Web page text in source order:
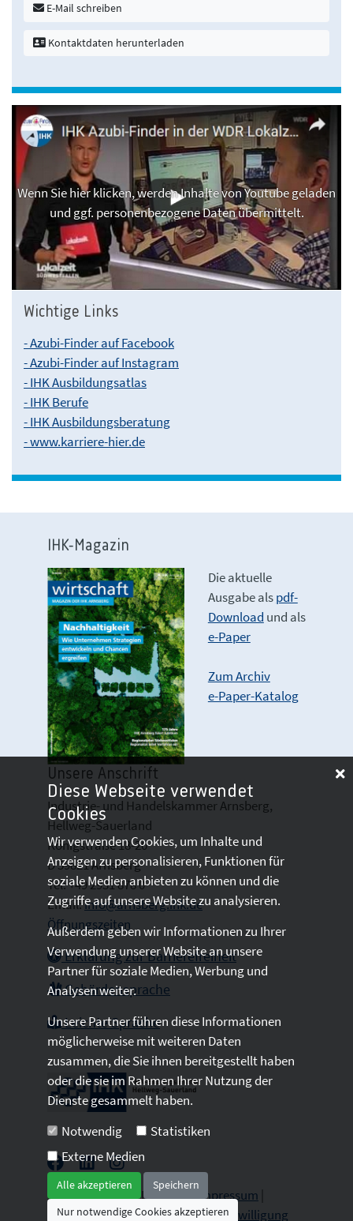
E-Mail schreiben
Kontaktdaten herunterladen
Wenn Sie hier klicken, werden Inhalte von Youtube geladen
und ggf. personenbezogene Daten übermittelt.
Wichtige Links
- Azubi-Finder auf Facebook
- Azubi-Finder auf Instagram
- IHK Ausbildungsatlas
- IHK Berufe
- IHK Ausbildungsberatung
- www.karriere-hier.de
IHK-Magazin
Die aktuelle
Ausgabe alspdf-
Download und als
e-Paper
Zum Archiv
e-Paper-Katalog
Unsere Anschrift
Industrie- und Handelskammer Arnsberg,
Hellweg-Sauerland
Königstraße 18-20
D 59821 Arnsberg
Tel: +49 2931 878 0
Email:info@arnsberg.ihk.de
Öffnungszeiten
Erklärung zur Barrierefreiheit
Gebärdensprache
Leichte Sprache
2026 © All Rights Reserved.Impressum
Datenschutz|Sitemap|Cookie-Einwilligung
Diese Webseite verwendet
Cookies
Wir verwenden Cookies, um Inhalte und
Anzeigen zu personalisieren, Funktionen für
soziale Medien anbieten zu können und die
Zugriffe auf unsere Website zu analysieren.
Außerdem geben wir Informationen zu Ihrer
Verwendung unserer Website an unsere
Partner für soziale Medien, Werbung und
Analysen weiter.
Unsere Partner führen diese Informationen
möglicherweise mit weiteren Daten
zusammen, die Sie ihnen bereitgestellt haben
oder die sie im Rahmen Ihrer Nutzung der
Dienste gesammelt haben.
Notwendig
Statistiken
Externe Medien
Alle akzeptieren
Speichern
Nur notwendige Cookies akzeptieren